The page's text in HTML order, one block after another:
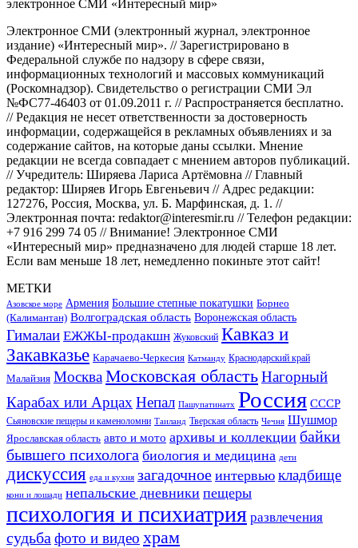
Электронное СМИ (электронный журнал, электронное
издание) «Интересный мир». // Зарегистрировано в
Федеральной службе по надзору в сфере связи,
информационных технологий и массовых коммуникаций
(Роскомнадзор). Свидетельство о регистрации СМИ Эл
№ФС77-46403 от 01.09.2011 г. // Распространяется бесплатно.
// Редакция не несет ответственности за достоверность
информации, содержащейся в рекламных объявлениях и за
содержание сайтов, на которые даны ссылки. Мнение
редакции не всегда совпадает с мнением авторов публикаций.
// Учредитель: Ширяева Лариса Артёмовна // Главный
редактор: Ширяев Игорь Евгеньевич // Адрес редакции:
127276, Россия, Москва, ул. Б. Марфинская, д. 1. //
Электронная почта: redaktor@interesmir.ru // Телефон редакции:
+7 916 299 74 05 // Внимание! Электронное СМИ
«Интересный мир» предназначено для людей старше 18 лет.
Если вам меньше 18 лет, немедленно покиньте этот сайт!
МЕТКИ
Азовское море Армения Большие степные покатушки Борнео
(Калимантан) Волгоградская область Воронежская область
Гималаи ЕЖЖЫ-продакшн Жуковский Кавказ и
Закавказье Карачаево-Черкесия Катманду Краснодарский край
Малайзия МоскваМосковская областьНагорный
Карабах или Арцах Непал Пашупатинатх Россия СССР
Сьяновские пещеры и каменоломни Таиланд Тверская область Чечня Шушмор
Ярославская область авто и мото архивы и коллекции байки
бывшего психолога биология и медицина дети
дискуссия еда и кухня загадочное интервью кладбище
кони и лошади непальские дневники пещеры
психология и психиатрия развлечения
судьба фото и видео храм